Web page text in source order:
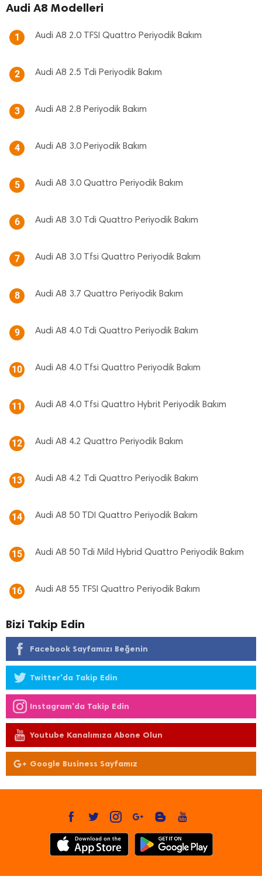
Audi A8 Modelleri
1 Audi A8 2.0 TFSI Quattro Periyodik Bakım
2 Audi A8 2.5 Tdi Periyodik Bakım
3 Audi A8 2.8 Periyodik Bakım
4 Audi A8 3.0 Periyodik Bakım
5 Audi A8 3.0 Quattro Periyodik Bakım
6 Audi A8 3.0 Tdi Quattro Periyodik Bakım
7 Audi A8 3.0 Tfsi Quattro Periyodik Bakım
8 Audi A8 3.7 Quattro Periyodik Bakım
9 Audi A8 4.0 Tdi Quattro Periyodik Bakım
10 Audi A8 4.0 Tfsi Quattro Periyodik Bakım
11 Audi A8 4.0 Tfsi Quattro Hybrit Periyodik Bakım
12 Audi A8 4.2 Quattro Periyodik Bakım
13 Audi A8 4.2 Tdi Quattro Periyodik Bakım
14 Audi A8 50 TDI Quattro Periyodik Bakım
15 Audi A8 50 Tdi Mild Hybrid Quattro Periyodik Bakım
16 Audi A8 55 TFSI Quattro Periyodik Bakım
Bizi Takip Edin
Facebook Sayfamızı Beğenin
Twitter'da Takip Edin
Instagram'da Takip Edin
Youtube Kanalımıza Abone Olun
Google Business Sayfamız